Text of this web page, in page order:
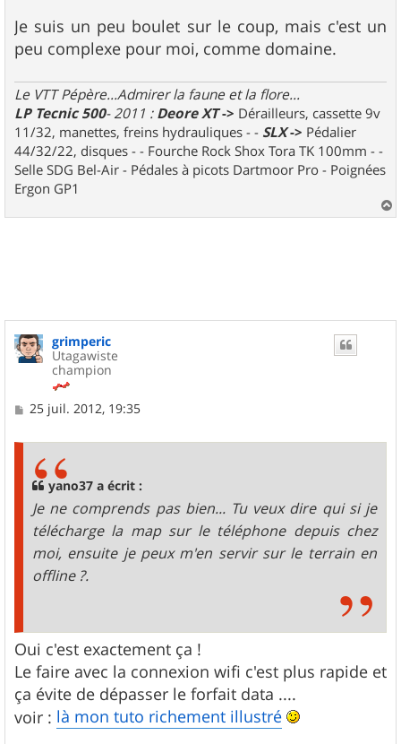
Je suis un peu boulet sur le coup, mais c'est un
peu complexe pour moi, comme domaine.
Le VTT Pépère...Admirer la faune et la flore...
LP Tecnic 500- 2011 : Deore XT-> Dérailleurs, cassette 9v
11/32, manettes, freins hydrauliques - - SLX-> Pédalier
44/32/22, disques - - Fourche Rock Shox Tora TK 100mm - -
Selle SDG Bel-Air - Pédales à picots Dartmoor Pro - Poignées
Ergon GP1
a
grimperic
Utagawiste
champion
M
25 juil. 2012, 19:35
yano37 a écrit :
Je ne comprends pas bien... Tu veux dire qui si je
télécharge la map sur le téléphone depuis chez
moi, ensuite je peux m'en servir sur le terrain en
offline ?.
Oui c'est exactement ça !
Le faire avec la connexion wifi c'est plus rapide et
ça évite de dépasser le forfait data ....
voir : là mon tuto richement illustré